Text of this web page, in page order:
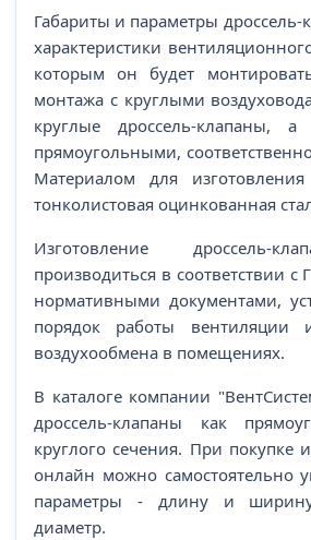
Габариты и параметры дроссель-
характеристики
которым он будет
монтажа с круглыми
круглые дроссель-клапаны,
прямоугольными,
Материалом для
тонколистовая оцинкованная
Изготовление дроссель-
производиться в соответствии
нормативными документами,
порядок работы вентиляции
воздухообмена в помещениях.
В каталоге компании
дроссель-клапаны как
круглого сечения. При покупке
онлайн можно самостоятельно
параметры - длину и
диаметр.